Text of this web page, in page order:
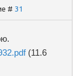
# 31
(11.6